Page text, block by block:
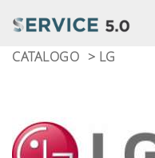
CATALOGO LG